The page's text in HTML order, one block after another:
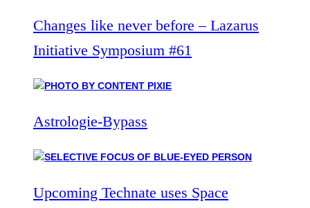
Changes like never before – Lazarus
Initiative Symposium #61
Astrologie-Bypass
Upcoming Technate uses Space